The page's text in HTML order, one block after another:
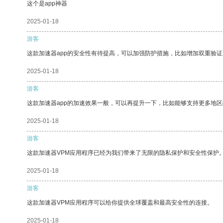
这个是app神器
2025-01-18
游客
这款加速器app的安全性有待提高，可以加强防护措施，比如增加双重验证
2025-01-18
游客
这款加速器app的加速效果一般，可以再提升一下，比如能够支持更多地区
2025-01-18
游客
这款加速器VPM应用程序已经为我们带来了无限的隐私保护和安全性保护。
2025-01-18
游客
这款加速器VPM应用程序可以给你提供全球覆盖和最高安全性的连接。
2025-01-18